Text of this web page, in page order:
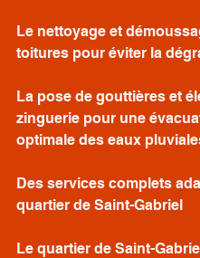
Le nettoyage et
toitures pour éviter la
La pose de gouttières et
zinguerie pour une
optimale des eaux
Des services complets
quartier de Saint-Gabriel
Le quartier de Saint-